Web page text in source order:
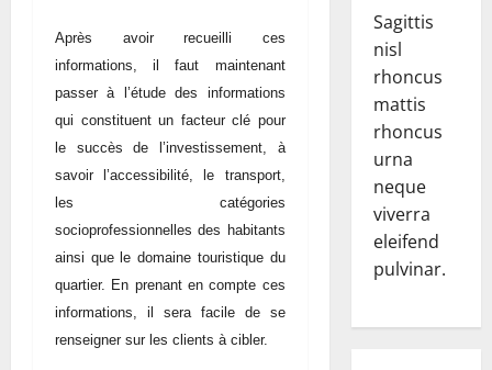
Après avoir recueilli ces
informations, il faut maintenant
passer à l’étude des informations
qui constituent un facteur clé pour
le succès de l’investissement, à
savoir l’accessibilité, le transport,
les catégories
socioprofessionnelles des habitants
ainsi que le domaine touristique du
quartier. En prenant en compte ces
informations, il sera facile de se
renseigner sur les clients à cibler.
Sagittis
nisl
rhoncus
mattis
rhoncus
urna
neque
viverra
eleifend
pulvinar.